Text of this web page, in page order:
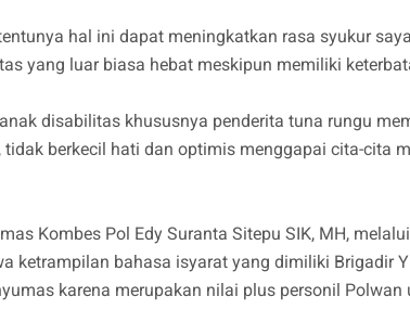
hal ini dapat meningkatkan rasa syukur
yang luar biasa hebat meskipun memiliki
disabilitas khususnya penderita tuna rungu
tidak berkecil hati dan optimis menggapai cita-cita
Kombes Pol Edy Suranta Sitepu SIK, MH,
ketrampilan bahasa isyarat yang dimiliki Brigadir
karena merupakan nilai plus personil Polwan